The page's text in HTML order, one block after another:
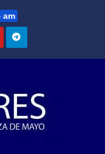
am